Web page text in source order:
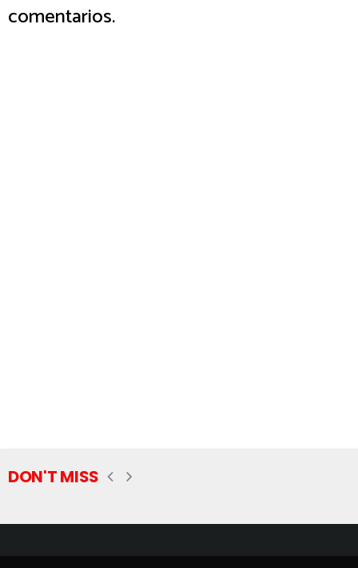
comentarios.
DON'T MISS